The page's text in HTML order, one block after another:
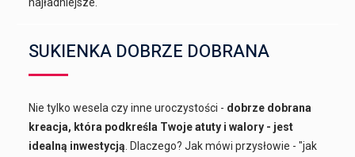
SUKIENKA DOBRZE DOBRANA
Nie tylko wesela czy inne uroczystości - dobrze dobrana
kreacja, która podkreśla Twoje atuty i walory - jest
idealną inwestycją . Dlaczego? Jak mówi przysłowie - "jak